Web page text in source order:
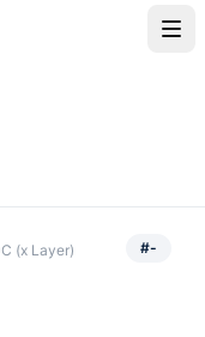
(x Layer) #-